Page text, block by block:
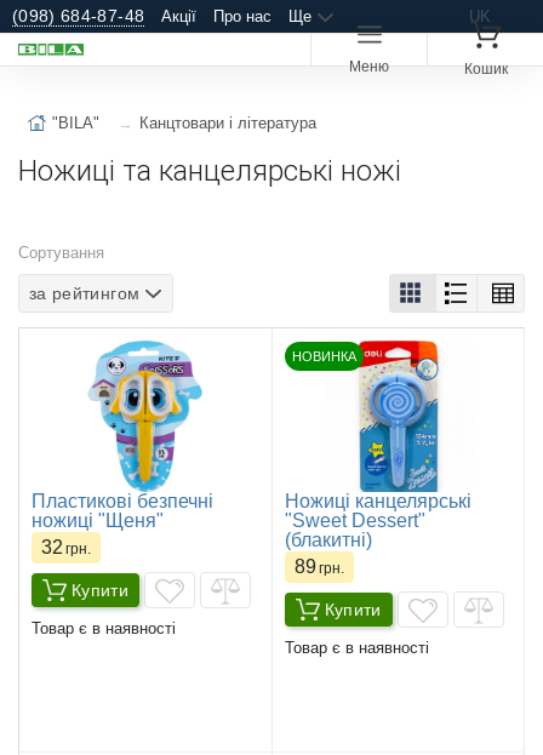
(098) 684-87-48 Акції Про нас Ще UK
Меню Кошик
"BILA" Канцтовари і література
Ножиці та канцелярські ножі
Сортування
за рейтингом
Пластикові безпечні
ножиці "Щеня"
32 грн.
Купити
Товар є в наявності
НОВИНКА
Ножицi канцелярські
"Sweet Dessert"
(блакитні)
89грн.
Купити
Товар є в наявності